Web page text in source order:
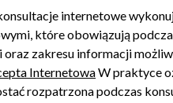
internetowe
które obowiązują
zakresu informacji
InternetowaW praktyce
rozpatrzona podczas